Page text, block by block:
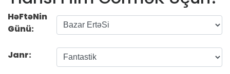
HəFtəNin
Günü:
Janr: